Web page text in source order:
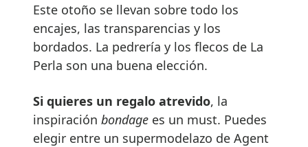
Este otoño se llevan sobre todo los
encajes, las transparencias y los
bordados. La pedrería y los flecos de La
Perla son una buena elección.
Si quieres un regalo atrevido, la
inspiración bondage es un must. Puedes
elegir entre un supermodelazo de Agent